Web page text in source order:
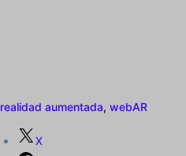
realidad aumentada, webAR
X